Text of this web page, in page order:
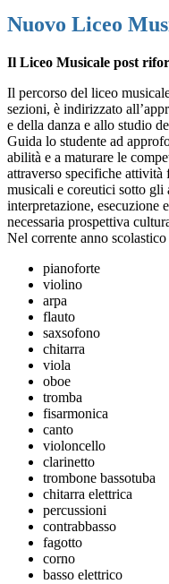
Nuovo Liceo
Il Liceo Musicale post
Il percorso del liceo
sezioni, è indirizzato
e della danza e allo studio
Guida lo studente ad
abilità e a maturare le
attraverso specifiche
musicali e coreutici sotto gli
interpretazione, esecuzione
necessaria prospettiva
Nel corrente anno
pianoforte
violino
arpa
flauto
saxsofono
chitarra
viola
oboe
tromba
fisarmonica
canto
violoncello
clarinetto
trombone bassotuba
chitarra elettrica
percussioni
contrabbasso
fagotto
corno
basso elettrico